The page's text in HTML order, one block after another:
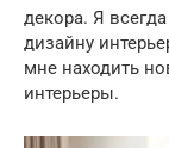
декора. Я
дизайну
мне находить
интерьеры.